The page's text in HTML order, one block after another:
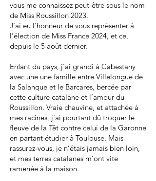
vous me connaissez peut-être sous le nom
de Miss Roussillon 2023.
J’ai eu l’honneur de vous représenter à
l’élection de Miss France 2024, et ce,
depuis le 5 août dernier.
Enfant du pays, j’ai grandi à Cabestany
avec une une famille entre Villelongue de
la Salanque et le Barcares, bercée par
cette culture catalane et l’amour du
Roussillon. Vraie chauvine, et attachée à
mes racines, j’ai pourtant dû troquer le
fleuve de la Têt contre celui de la Garonne
en partant étudier à Toulouse. Mais
rassurez-vous, je n’étais jamais bien loin,
et mes terres catalanes m’ont vite
ramenée à la maison.